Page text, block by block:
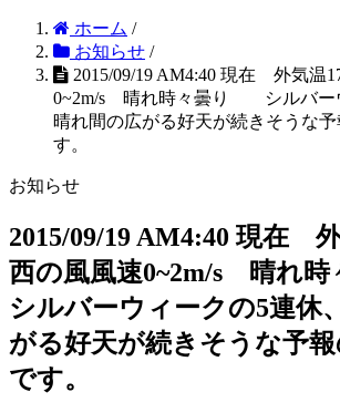
ホーム /
お知らせ /
2015/09/19 AM4:40 現在 外気
0~2m/s 晴れ時々曇り シルバー
晴れ間の広がる好天が続きそうな
す。
お知らせ
2015/09/19 AM4:40 現在
西の風風速0~2m/s 晴れ
シルバーウィークの5連休
がる好天が続きそうな予
です。